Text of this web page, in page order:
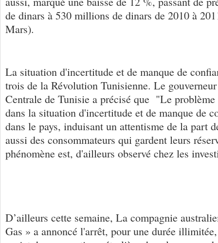
de dinars à 530 millions de dinars de 2010 à
Mars).
La situation d'incertitude et de manque de
trois de la Révolution Tunisienne. Le
Centrale de Tunisie a précisé que "Le problème
dans la situation d'incertitude et de manque de
dans le pays, induisant un attentisme de la part
aussi des consommateurs qui gardent leurs
phénomène est, d'ailleurs observé chez les
D’ailleurs cette semaine, La compagnie
Gas » a annoncé l'arrêt, pour une durée